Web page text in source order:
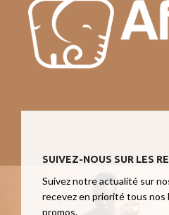
SUIVEZ-NOUS SUR LES
Suivez notre actualité sur
recevez en priorité tous nos
promos.